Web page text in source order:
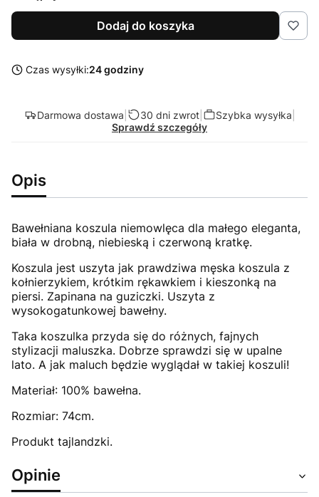
Dodaj do koszyka
Czas wysyłki:24 godziny
Darmowa dostawa 30 dni zwrot| Szybka wysyłka
Sprawdź szczegóły
Opis
Bawełniana koszula niemowlęca dla małego eleganta,
biała w drobną, niebieską i czerwoną kratkę.
Koszula jest uszyta jak prawdziwa męska koszula z
kołnierzykiem, krótkim rękawkiem i kieszonką na
piersi. Zapinana na guziczki. Uszyta z
wysokogatunkowej bawełny.
Taka koszulka przyda się do różnych, fajnych
stylizacji maluszka. Dobrze sprawdzi się w upalne
lato. A jak maluch będzie wyglądał w takiej koszuli!
Materiał: 100% bawełna.
Rozmiar: 74cm.
Produkt tajlandzki.
Opinie